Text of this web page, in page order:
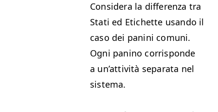
Con­sid­era la dif­feren­za tra
Sta­ti ed Etichette usan­do il
caso dei pani­ni comu­ni.
Ogni pani­no cor­risponde
a un’at­tiv­ità sep­a­ra­ta nel
sistema.